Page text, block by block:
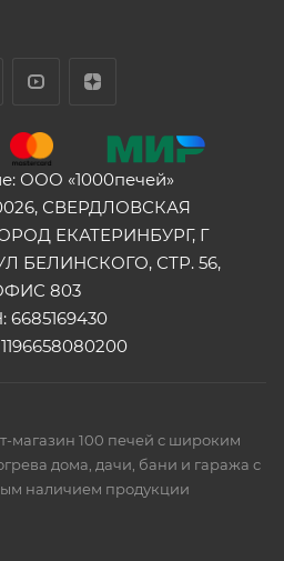
ООО «1000печей»
СВЕРДЛОВСКАЯ
ЕКАТЕРИНБУРГ, Г
БЕЛИНСКОГО, СТР. 56,
803
6685169430
магазин 100 печей с широким
дома, дачи, бани и гаража с
наличием продукции